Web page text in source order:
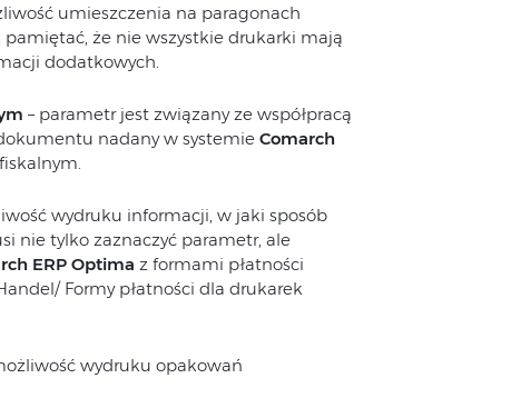
umieszczenia na paragonach
że nie wszystkie drukarki mają
dodatkowych.
– parametr jest związany ze współpracą
nadany w systemie Comarch
wydruku informacji, w jaki sposób
nie tylko zaznaczyć parametr, ale
ERP Optima z formami płatności
Formy płatności dla drukarek
wydruku opakowań